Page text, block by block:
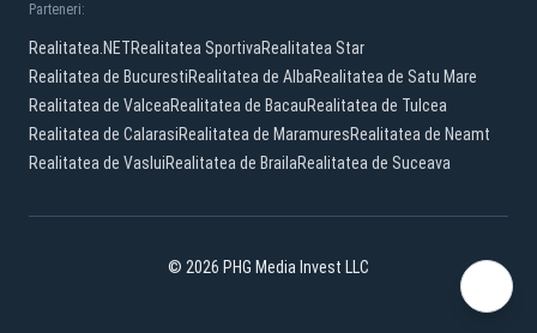
Parteneri:
Realitatea.NETRealitatea SportivaRealitatea Star
Realitatea de BucurestiRealitatea de AlbaRealitatea de Satu Mare
Realitatea de ValceaRealitatea de BacauRealitatea de Tulcea
Realitatea de CalarasiRealitatea de MaramuresRealitatea de Neamt
Realitatea de VasluiRealitatea de BrailaRealitatea de Suceava
© 2026 PHG Media Invest LLC